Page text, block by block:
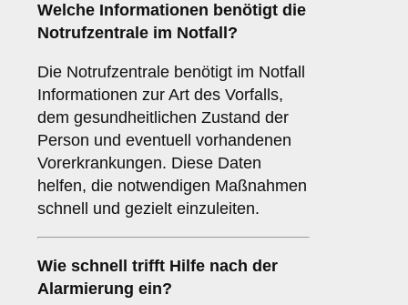
Welche Informationen benötigt die
Notrufzentrale im Notfall?
Die Notrufzentrale benötigt im Notfall
Informationen zur Art des Vorfalls,
dem gesundheitlichen Zustand der
Person und eventuell vorhandenen
Vorerkrankungen. Diese Daten
helfen, die notwendigen Maßnahmen
schnell und gezielt einzuleiten.
Wie schnell trifft Hilfe nach der
Alarmierung ein?